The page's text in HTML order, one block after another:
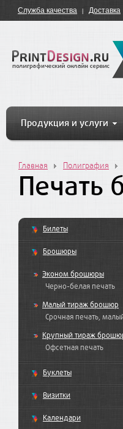
Служба качества Доставка
Продукция и услуги
Главная Полиграфия
Печать
Билеты
Брошюры
Эконом брошюры
Черно-белая печать
Малый тираж брошюр
Срочная печать,
Крупный тираж
Офсетная печать
Буклеты
Визитки
Календари